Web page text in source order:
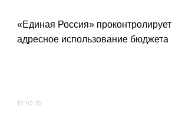
«Единая Россия» проконтролирует
адресное использование бюджета
13.10.15